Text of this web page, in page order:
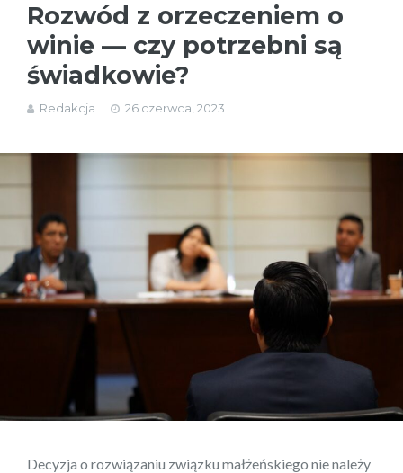
Rozwód z orzeczeniem o
winie — czy potrzebni są
świadkowie?
Redakcja 26 czerwca, 2023
Decyzja o rozwiązaniu związku małżeńskiego nie należy